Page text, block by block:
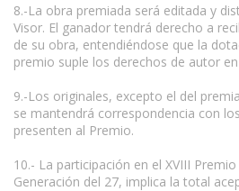
8.-La obra premiada será editada y
Visor. El ganador tendrá derecho a
de su obra, entendiéndose que la
premio suple los derechos de autor
9.-Los originales, excepto el del
se mantendrá correspondencia con
presenten al Premio.
10.- La participación en el XVIII
Generación del 27, implica la total